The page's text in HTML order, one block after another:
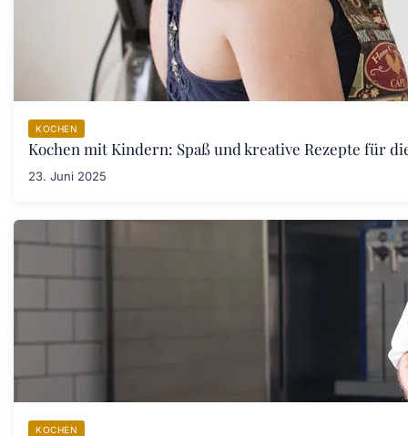
KOCHEN
Kochen mit Kindern: Spaß und kreative Rezepte für
23. Juni 2025
KOCHEN